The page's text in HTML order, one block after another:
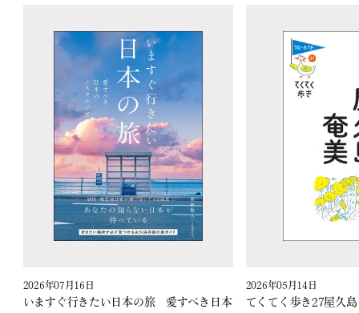
2026年07月16日
いますぐ行きたい日本の旅 愛すべき日本
2026年05月14日
てくてく歩き27屋久